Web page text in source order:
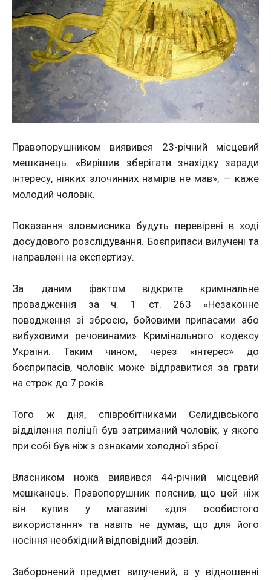
Правопорушником виявився 23-річний місцевий
мешканець. «Вирішив зберігати знахідку заради
інтересу, ніяких злочинних намірів не мав», — каже
молодий чоловік.
Показання зловмисника будуть перевірені в ході
досудового розслідування. Боєприпаси вилучені та
направлені на експертизу.
За даним фактом відкрите кримінальне
провадження за ч. 1 ст. 263 «Незаконне
поводження зі зброєю, бойовими припасами або
вибуховими речовинами» Кримінального кодексу
України. Таким чином, через «інтерес» до
боєприпасів, чоловік може відправитися за грати
на строк до 7 років.
Того ж дня, співробітниками Селидівського
відділення поліції був затриманий чоловік, у якого
при собі був ніж з ознаками холодної зброї.
Власником ножа виявився 44-річний місцевий
мешканець. Правопорушник пояснив, що цей ніж
він купив у магазині «для особистого
використання» та навіть не думав, що для його
носіння необхідний відповідний дозвіл.
Заборонений предмет вилучений, а у відношенні